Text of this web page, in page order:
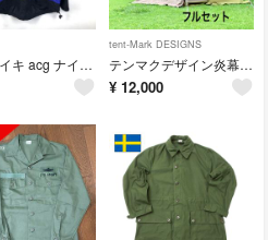
NIKE ナイキ acg ナイロンジャケット アノラック パーカー used
tent-Mark DESIGNS
テンマクデザイン炎幕TC DX 前幕スタンダードインナーフルセットステンシル入り
¥ 12,000